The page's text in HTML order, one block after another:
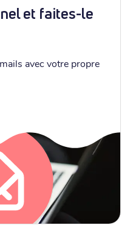
et faites-le
avec votre propre